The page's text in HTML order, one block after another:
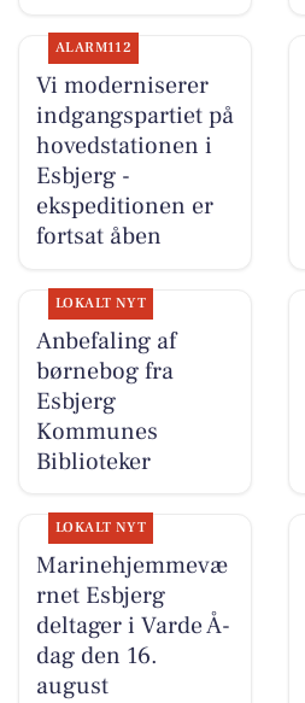
ALARM112
Vi moderniserer
indgangspartiet på
hovedstationen i
Esbjerg -
ekspeditionen er
fortsat åben
LOKALT NYT
Anbefaling af
børnebog fra
Esbjerg
Kommunes
Biblioteker
LOKALT NYT
Marinehjemmevæ
rnet Esbjerg
deltager i Varde Å-
dag den 16.
august